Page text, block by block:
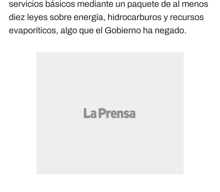
servicios básicos mediante un paquete de al menos
diez leyes sobre energía, hidrocarburos y recursos
evaporíticos, algo que el Gobierno ha negado.